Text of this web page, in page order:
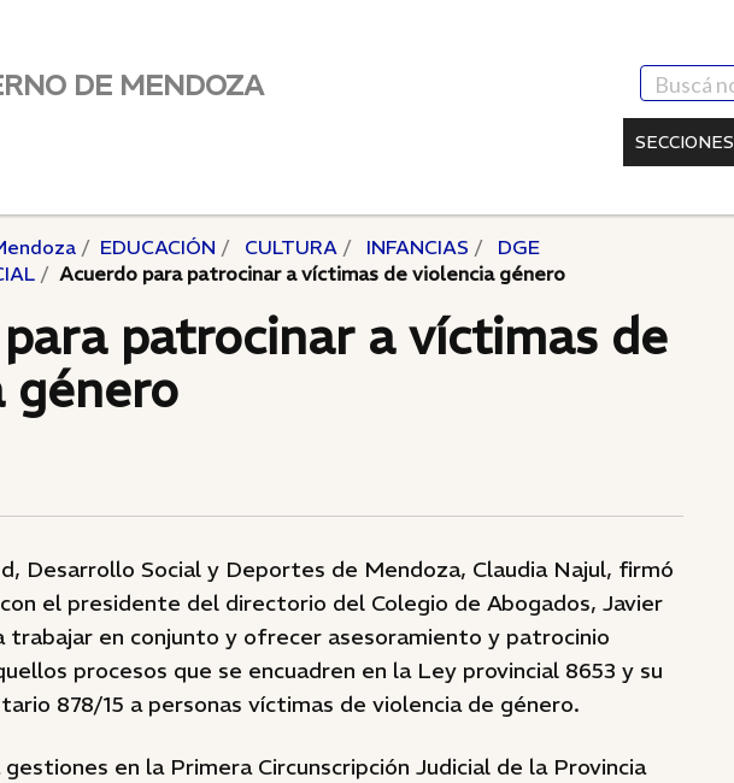
DE MENDOZA
SECCIONES
EDUCACIÓN CULTURA INFANCIAS
DGE
Acuerdo para patrocinar a víctimas de violencia género
patrocinar a víctimas de
género
Desarrollo Social y Deportes de Mendoza, Claudia Najul, firmó
el presidente del directorio del Colegio de Abogados, Javier
trabajar en conjunto y ofrecer asesoramiento y patrocinio
procesos que se encuadren en la Ley provincial 8653 y su
878/15 a personas víctimas de violencia de género.
en la Primera Circunscripción Judicial de la Provincia